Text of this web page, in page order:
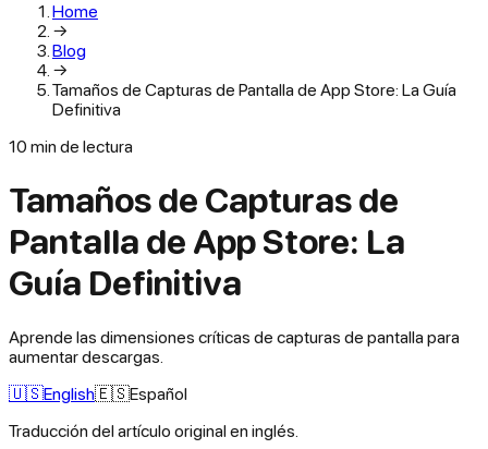
Home
→
Blog
→
Tamaños de Capturas de Pantalla de App Store: La Guía
Definitiva
10 min de lectura
Tamaños de Capturas de
Pantalla de App Store: La
Guía Definitiva
Aprende las dimensiones críticas de capturas de pantalla para
aumentar descargas.
🇺🇸English🇪🇸Español
Traducción del artículo original en inglés.